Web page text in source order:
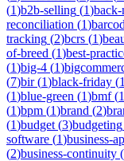
(1)b2b-selling (1)back-
reconciliation (1)
tracking (2)bcrs (1)
of-breed (1)best-
(1)big-4 (1)
(7)bir(1)black-friday (1
(1)blue-green (1)bmf(1
(1)bpm (1)brand (2)
(1)budget (3)budgeting
software (1)business-
(2)business-continuity (